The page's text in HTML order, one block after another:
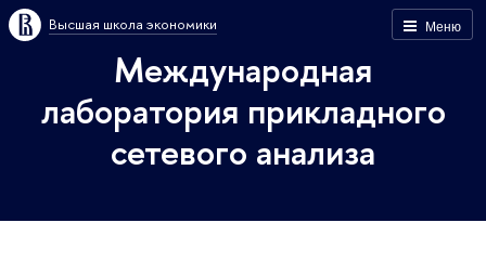
Меню
Высшая школа экономики
Международная
лаборатория прикладного
сетевого анализа